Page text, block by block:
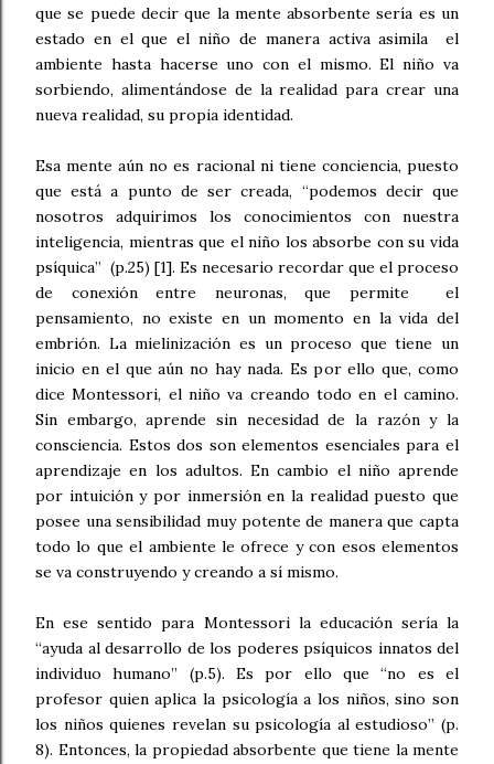
que se puede decir que la mente absorbente sería es un
estado en el que el niño de manera activa asimila el
ambiente hasta hacerse uno con el mismo. El niño va
sorbiendo, alimentándose de la realidad para crear una
nueva realidad, su propia identidad.
Esa mente aún no es racional ni tiene conciencia, puesto
que está a punto de ser creada, “podemos decir que
nosotros adquirimos los conocimientos con nuestra
inteligencia, mientras que el niño los absorbe con su vida
psíquica” (p.25) [1]. Es necesario recordar que el proceso
de conexión entre neuronas, que permite el
pensamiento, no existe en un momento en la vida del
embrión. La mielinización es un proceso que tiene un
inicio en el que aún no hay nada. Es por ello que, como
dice Montessori, el niño va creando todo en el camino.
Sin embargo, aprende sin necesidad de la razón y la
consciencia. Estos dos son elementos esenciales para el
aprendizaje en los adultos. En cambio el niño aprende
por intuición y por inmersión en la realidad puesto que
posee una sensibilidad muy potente de manera que capta
todo lo que el ambiente le ofrece y con esos elementos
se va construyendo y creando a sí mismo.
En ese sentido para Montessori la educación sería la
“ayuda al desarrollo de los poderes psíquicos innatos del
individuo humano” (p.5). Es por ello que “no es el
profesor quien aplica la psicología a los niños, sino son
los niños quienes revelan su psicología al estudioso” (p.
8). Entonces, la propiedad absorbente que tiene la mente